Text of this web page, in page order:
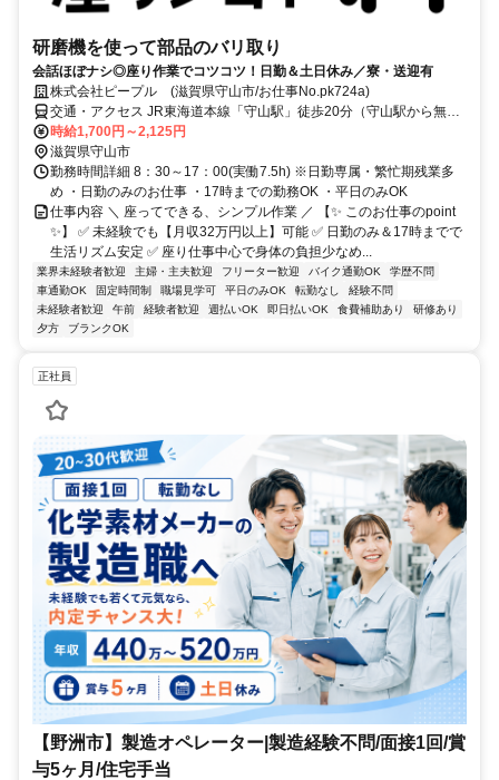
研磨機を使って部品のバリ取り
会話ほぼナシ◎座り作業でコツコツ！日勤＆土日休み／寮・送迎有
株式会社ピープル (滋賀県守山市/お仕事No.pk724a)
交通・アクセス JR東海道本線「守山駅」徒歩20分（守山駅から無料
送迎あり）✅日勤8：30～17時 ✅土日休み ✅日払い・週払いOK(規定
有) ✅車・バイク・自転車通勤OK
時給1,700円～2,125円
滋賀県守山市
勤務時間詳細 8：30～17：00(実働7.5h) ※日勤専属・繁忙期残業多
め ・日勤のみのお仕事 ・17時までの勤務OK ・平日のみOK
仕事内容 ＼ 座ってできる、シンプル作業 ／ 【✨ このお仕事のpoint
✨】 ✅ 未経験でも【月収32万円以上】可能 ✅ 日勤のみ＆17時までで
生活リズム安定 ✅ 座り仕事中心で身体の負担少なめ...
業界未経験者歓迎 主婦・主夫歓迎 フリーター歓迎 バイク通勤OK
学歴不問
車通勤OK
固定時間制 職場見学可 平日のみOK 転勤なし
経験不問
未経験者歓迎
午前 経験者歓迎 週払いOK 即日払いOK 食費補助あり
研修あり
夕方
ブランクOK
正社員
【野洲市】製造オペレーター|製造経験不問/面接1回/賞
与5ヶ月/住宅手当